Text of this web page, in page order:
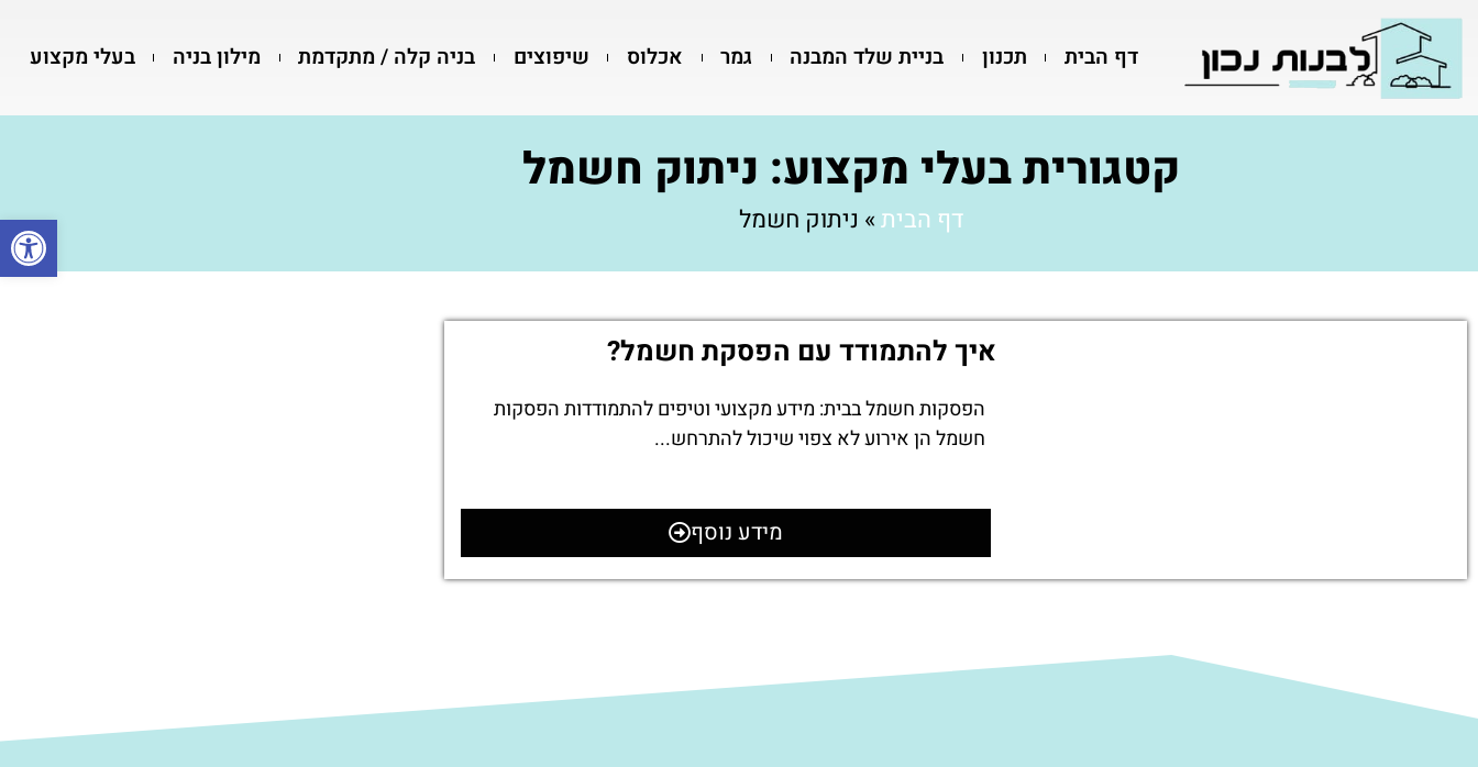
פתח
דף הבית תכנון בניית שלד המבנה גמר אכלוס שיפוצים בניה קלה / מתקדמת מילון בניה בעלי מקצוע
קטגורית בעלי מקצוע: ניתוק חשמל
דף הבית» ניתוק חשמל
איך להתמודד עם הפסקת חשמל?
הפסקות חשמל בבית: מידע מקצועי וטיפים להתמודדות הפסקות
חשמל הן אירוע לא צפוי שיכול להתרחש...
מידע נוסף